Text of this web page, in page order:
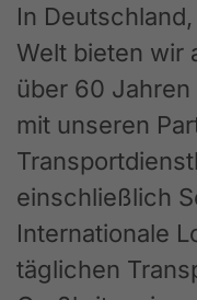
In
Welt bieten wir
über 60
mit unseren
einschließlich
Internationale
täglichen